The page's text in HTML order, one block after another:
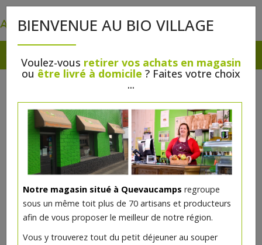
BIENVENUE AU BIO VILLAGE
Voulez-vous retirer vos achats en magasin
ou être livré à domicile ? Faites votre choix
...
Notre magasin situé à Quevaucamps regroupe
sous un même toit plus de 70 artisans et producteurs
afin de vous proposer le meilleur de notre région.
Vous y trouverez tout du petit déjeuner au souper
Seitan haché bio Hobbit 200g